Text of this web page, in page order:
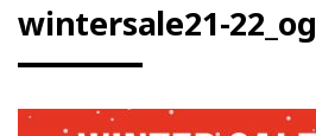
wintersale21-22_og